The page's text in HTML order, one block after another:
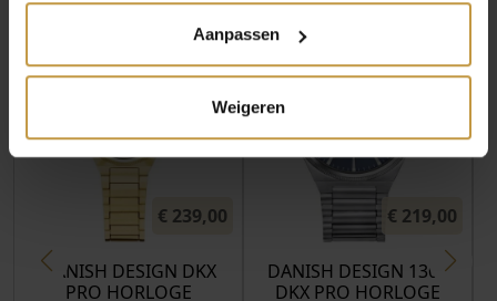
Aanpassen
Weigeren
€ 239,00
DANISH DESIGN DKX
PRO HORLOGE
€ 219,00
DANISH DESIGN 1303
DKX PRO HORLOGE